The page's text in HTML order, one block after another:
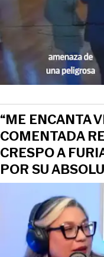
“ME ENCANTA
COMENTADA
CRESPO A
POR SU